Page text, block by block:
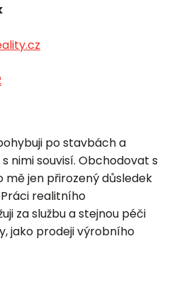
po stavbách a
nimi souvisí. Obchodovat s
jen přirozený důsledek
realitního
za službu a stejnou péči
jako prodeji výrobního